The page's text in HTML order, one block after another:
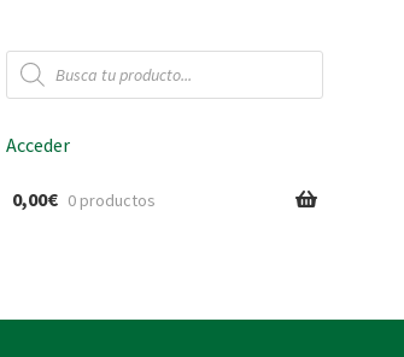
Búsqueda
de
productos
Acceder
0,00€ 0 productos